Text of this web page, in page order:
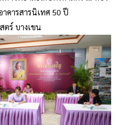
คารสารนิเทศ 50 ปี
ตร์ บางเขน